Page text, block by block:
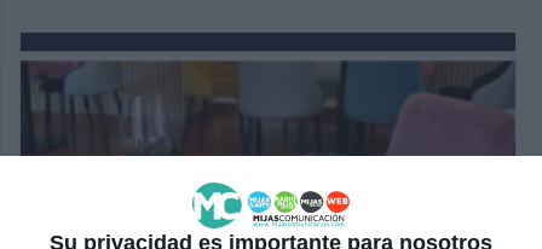
Su privacidad es importante para nosotros